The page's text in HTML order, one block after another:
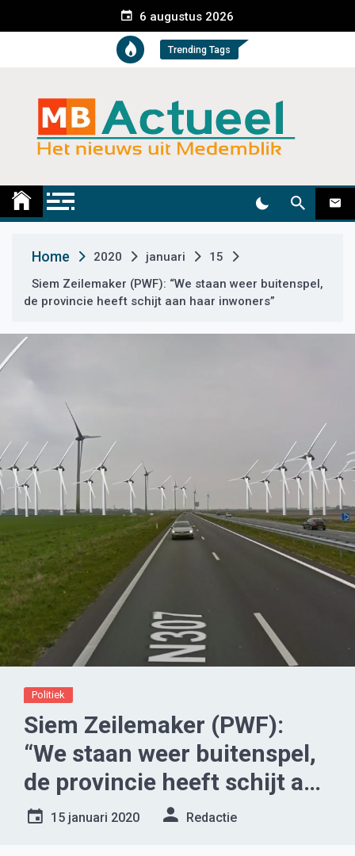
e
t
6 augustus 2026
Trending Tags
Medemblik Actueel
Home 2020 januari
15
Siem Zeilemaker (PWF): “We staan weer buitenspel,
de provincie heeft schijt aan haar inwoners”
Politiek
Siem Zeilemaker (PWF):
“We staan weer buitenspel,
de provincie heeft schijt aan
haar inwoners”
15 januari 2020 Redactie